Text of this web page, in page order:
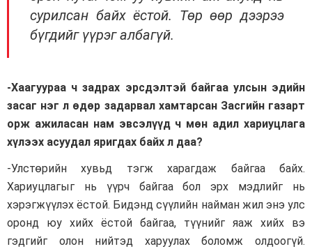
сурилсан байх ёстой. Төр өөр дээрээ
бүгдийг үүрэг албагүй.
-Хаагуураа ч задрах эрсдэлтэй байгаа улсын эдийн
засаг нэг л өдөр задарвал хамтарсан Засгийн газарт
орж ажиласан нам эвсэлүүд ч мөн адил хариуцлага
хүлээх асуудал яригдах байх л даа?
-Улстөрийн хувьд тэгж харагдаж байгаа байх.
Хариуцлагыг нь үүрч байгаа бол эрх мэдлийг нь
хэрэгжүүлэх ёстой. Бидэнд сүүлийн найман жил энэ улс
оронд юу хийх ёстой байгаа, түүнийг яаж хийх вэ
гэдгийг олон нийтэд харуулах боломж олдоогүй.